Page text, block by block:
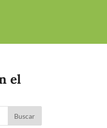
el